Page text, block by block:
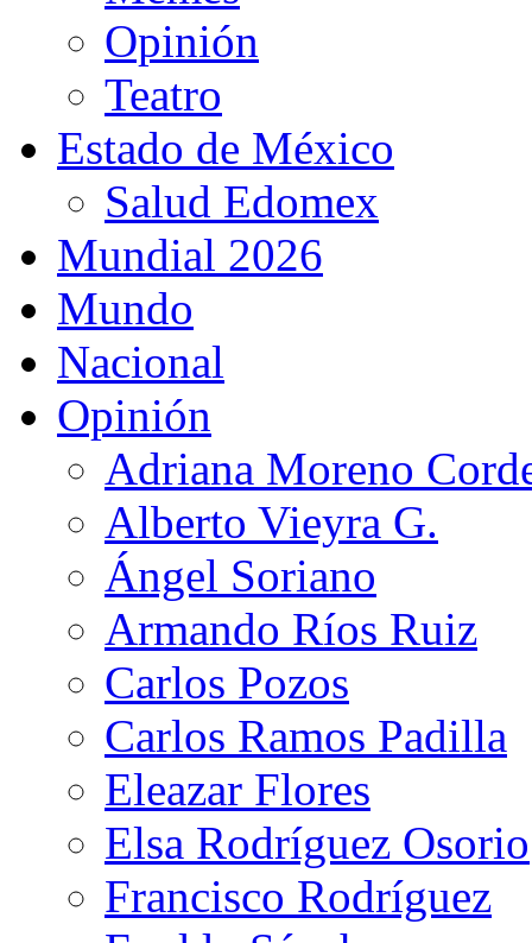
Opinión
Teatro
Estado de México
Salud Edomex
Mundial 2026
Mundo
Nacional
Opinión
Adriana Moreno
Alberto Vieyra G.
Ángel Soriano
Armando Ríos Ruiz
Carlos Pozos
Carlos Ramos Padilla
Eleazar Flores
Elsa Rodríguez Osorio
Francisco Rodríguez